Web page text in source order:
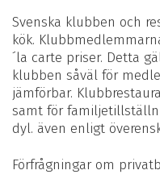
Svenska klubben och
kök.
´la carte priser. Detta
klubben såväl för
jämförbar.
samt för
dyl. även enligt
Förfrågningar om